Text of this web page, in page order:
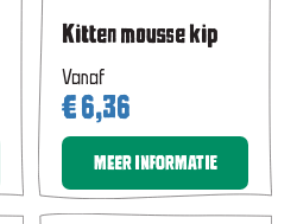
Kitten mousse kip
Vanaf
€6,36
MEER INFORMATIE